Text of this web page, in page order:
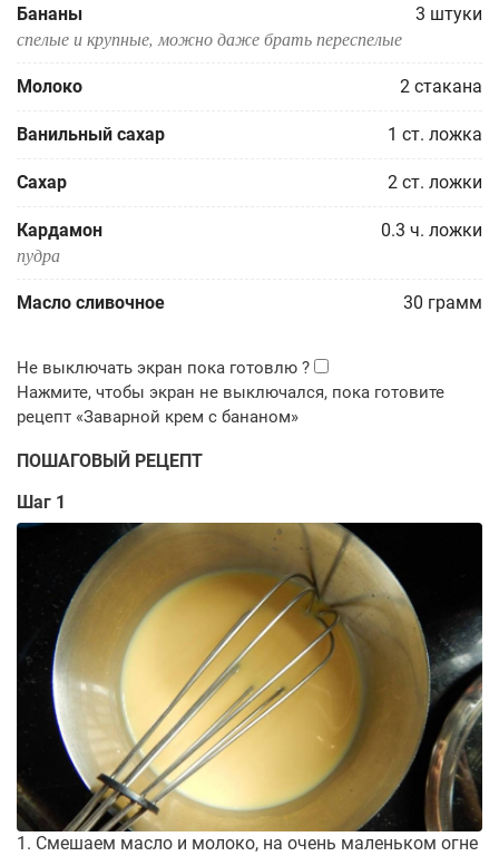
Бананы 3 штуки
спелые и крупные, можно даже брать переспелые
Молоко 2 стакана
Ванильный сахар 1 ст. ложка
Сахар 2 ст. ложки
Кардамон 0.3 ч. ложки
пудра
Масло сливочное 30 грамм
ПОШАГОВЫЙ РЕЦЕПТ
Шаг 1
1. Смешаем масло и молоко, на очень маленьком огне